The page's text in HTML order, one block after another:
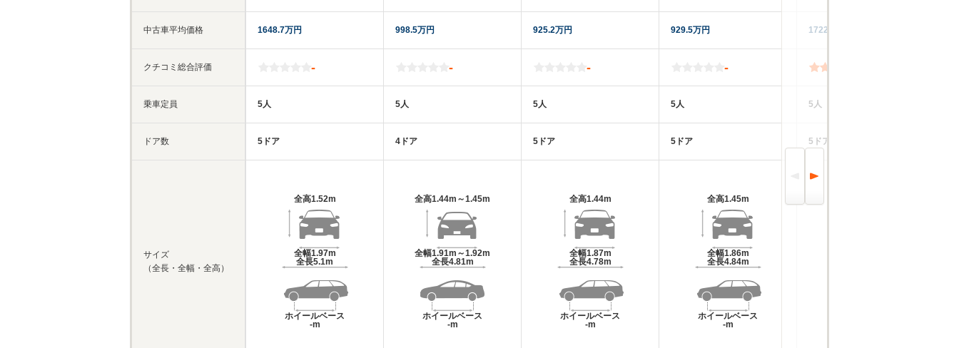
中古車平均価格
クチコミ総合評価
乗車定員
ドア数
サイズ
（全長・全幅・全高）
1648.7万円
-
5人
5ドア
全高1.52m
全幅1.97m
全長5.1m
ホイールベース
-m
998.5万円
-
5人
4ドア
全高1.44m～1.45m
全幅1.91m～1.92m
全長4.81m
ホイールベース
-m
925.2万円
-
5人
5ドア
全高1.44m
全幅1.87m
全長4.78m
ホイールベース
-m
929.5万円
-
5人
5ドア
全高1.45m
全幅1.86m
全長4.84m
ホイールベース
-m
1722.7万円
5人
5ドア